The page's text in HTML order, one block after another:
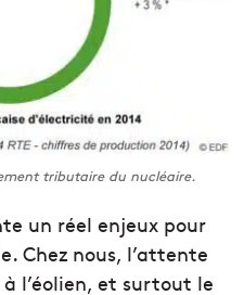
tributaire du nucléaire.
un réel enjeux pour
Chez nous, l’attente
l’éolien, et surtout le